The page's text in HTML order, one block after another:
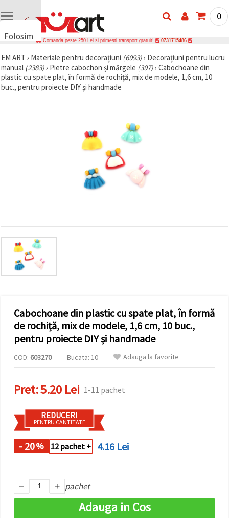
Folosim
uri
🍪 Folosim
cookie-uri
și
afișa
conținut și
reclame
mai
relevante,
inclusiv cu
ajutorul
marketing.
Puteți fi de
acord să
utilizați
cookie -
toate!" Sau
să vă
preferințele
în setări
selectând
un tip de
cookie -uri
dat și
"Salvați"
0
Comanda peste 250 Lei si primesti transport gratuit! 0731715486
EM ART › Materiale pentru decorațiuni (6993)› Decorațiuni pentru lucru
manual (2383)› Pietre cabochon și mărgele (397)› Cabochoane din
plastic cu spate plat, în formă de rochiță, mix de modele, 1,6 cm, 10
buc., pentru proiecte DIY și handmade
Cabochoane din plastic cu spate plat, în formă
de rochiță, mix de modele, 1,6 cm, 10 buc.,
pentru proiecte DIY și handmade
COD: 603270 Bucata: 10 Adauga la favorite
Pret:5.20 Lei 1-11 pachet
REDUCERI
PENTRU CANTITATE
- 20% 12 pachet + 4.16 Lei
pachet
Adauga in Cos